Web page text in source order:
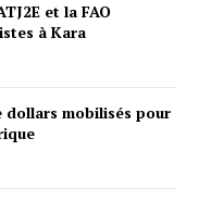
et la FAO
à Kara
dollars mobilisés pour